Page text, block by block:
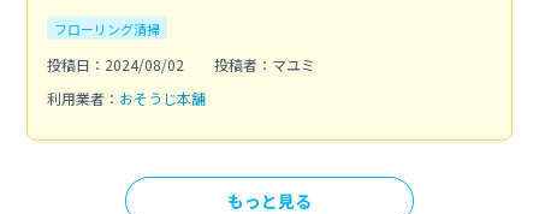
フローリング清掃
投稿日：2024/08/02
投稿者：マユミ
利用業者： おそうじ本舗
もっと見る